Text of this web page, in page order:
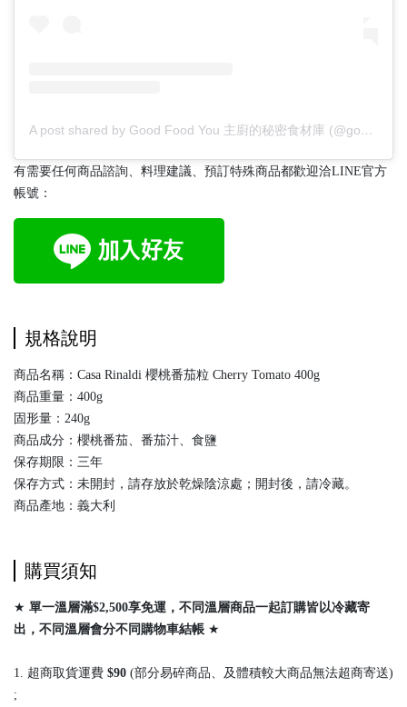
A post shared by Good Food You 主廚的秘密食材庫 (@goodfoodyougourmet)
有需要任何商品諮詢、料理建議、預訂特殊商品都歡迎洽LINE官方
帳號：
規格說明
商品名稱：Casa Rinaldi 櫻桃番茄粒 Cherry Tomato 400g
商品重量：400g
固形量：240g
商品成分：櫻桃番茄、番茄汁、食鹽
保存期限：三年
保存方式：未開封，請存放於乾燥陰涼處；開封後，請冷藏。
商品產地：義大利
購買須知
★ 單一溫層滿$2,500享免運，不同溫層商品一起訂購皆以冷藏寄
出， 不同溫層會分不同購物車結帳 ★
1. 超商取貨運費 $90 (部分易碎商品、及體積較大商品無法超商寄送)
;